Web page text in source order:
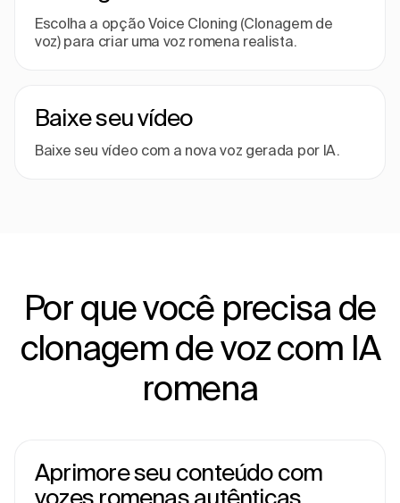
Escolha a opção Voice Cloning (Clonagem de
voz) para criar uma voz romena realista.
Baixe seu vídeo
Baixe seu vídeo com a nova voz gerada por IA.
Por que você precisa de
clonagem de voz com IA
romena
Aprimore seu conteúdo com
vozes romenas autênticas